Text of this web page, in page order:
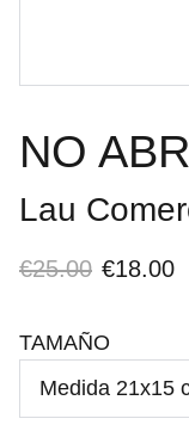
NO
Lau
€25.00 €18.00
TAMAÑO